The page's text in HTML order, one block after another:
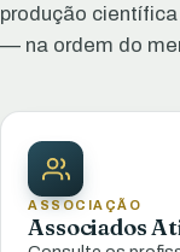
produção
— na ordem do
ASSOCIAÇÃO
Associados